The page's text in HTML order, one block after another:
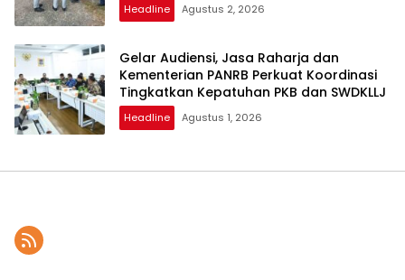
Headline Agustus 2, 2026
Gelar Audiensi, Jasa Raharja dan
Kementerian PANRB Perkuat Koordinasi
Tingkatkan Kepatuhan PKB dan SWDKLLJ
Headline Agustus 1, 2026